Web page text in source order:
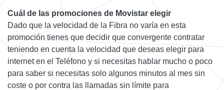
Cuál de las promociones de Movistar elegir
Dado que la velocidad de la Fibra no varía en esta
promoción tienes que decidir que convergente contratar
teniendo en cuenta la velocidad que deseas elegir para
internet en el Teléfono y si necesitas hablar mucho o poco
para saber si necesitas solo algunos minutos al mes sin
coste o por contra las llamadas sin límite para